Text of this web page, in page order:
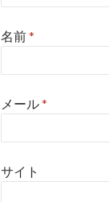
名前*
メール*
サイト